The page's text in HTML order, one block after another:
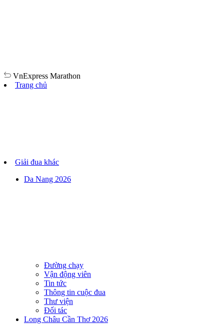
VnExpress Marathon
Trang chủ
Giải đua khác
Da Nang 2026
Đường chạy
Vận động viên
Tin tức
Thông tin cuộc đua
Thư viện
Đối tác
Long Châu Cần Thơ 2026